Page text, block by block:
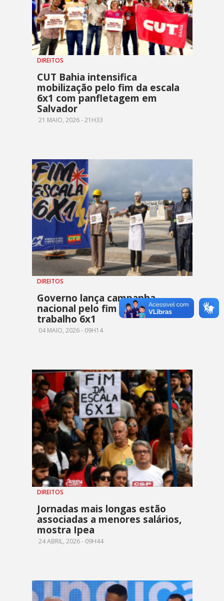
DIREITOS
CUT Bahia intensifica
mobilização pelo fim da escala
6x1 com panfletagem em
Salvador
21 MAIO, 2026 - 21H33
DIREITOS
Governo lança campanha
nacional pelo fim da escala de
trabalho 6x1
04 MAIO, 2026 - 09H14
DIREITOS
Jornadas mais longas estão
associadas a menores salários,
mostra Ipea
24 ABRIL, 2026 - 09H44